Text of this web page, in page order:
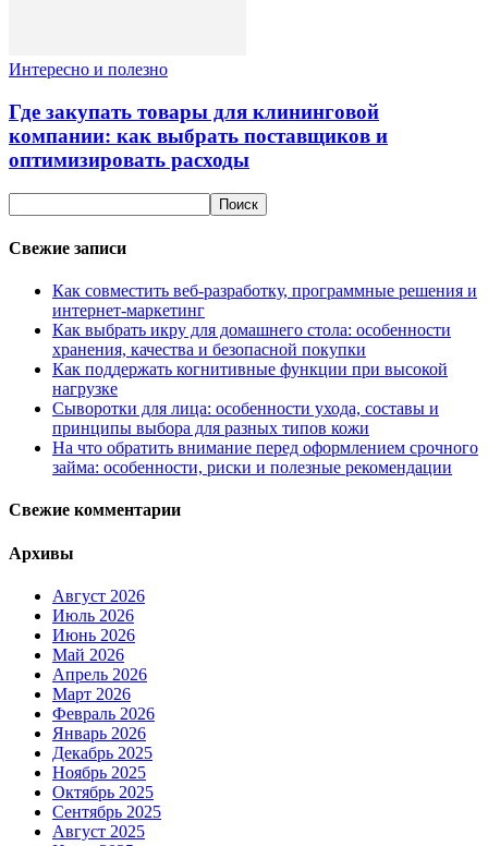
Интересно и полезно
Где закупать товары для клининговой
компании: как выбрать поставщиков и
оптимизировать расходы
Свежие записи
Как совместить веб-разработку, программные решения и
интернет-маркетинг
Как выбрать икру для домашнего стола: особенности
хранения, качества и безопасной покупки
Как поддержать когнитивные функции при высокой
нагрузке
Сыворотки для лица: особенности ухода, составы и
принципы выбора для разных типов кожи
На что обратить внимание перед оформлением срочного
займа: особенности, риски и полезные рекомендации
Свежие комментарии
Архивы
Август 2026
Июль 2026
Июнь 2026
Май 2026
Апрель 2026
Март 2026
Февраль 2026
Январь 2026
Декабрь 2025
Ноябрь 2025
Октябрь 2025
Сентябрь 2025
Август 2025